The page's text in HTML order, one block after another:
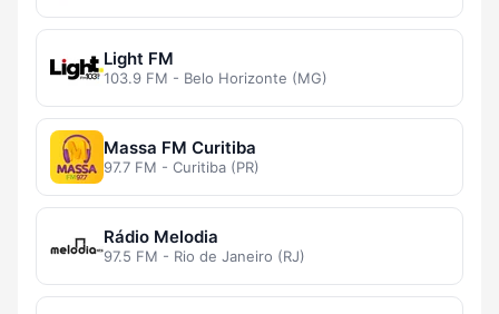
Light FM
103.9 FM - Belo Horizonte (MG)
Massa FM Curitiba
97.7 FM - Curitiba (PR)
Rádio Melodia
97.5 FM - Rio de Janeiro (RJ)